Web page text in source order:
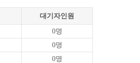
대기자인원
0명
0명
0명